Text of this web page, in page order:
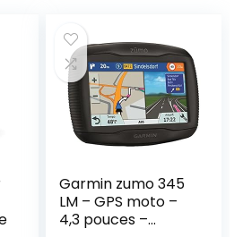
Garmin zumo 345
LM – GPS moto –
4,3 pouces –